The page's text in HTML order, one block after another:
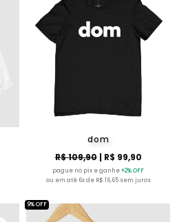
dom
R$ 109,90| R$ 99,90
pague no pix e ganhe+2% OFF
ou em até 6x de R$ 16,65 sem juros
9% OFF